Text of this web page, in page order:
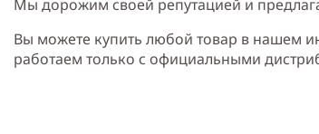
Мы дорожим своей репутацией и
Вы можете купить любой товар в нашем
работаем только с официальными